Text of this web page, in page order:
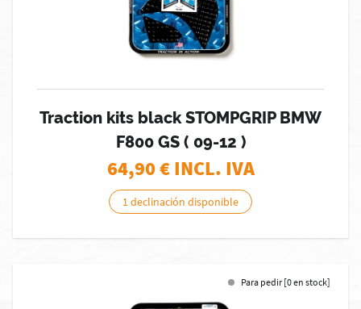
Traction kits black STOMPGRIP BMW
F800 GS ( 09-12 )
64,90€ INCL. IVA
1 declinación disponible
Para pedir [0 en stock]